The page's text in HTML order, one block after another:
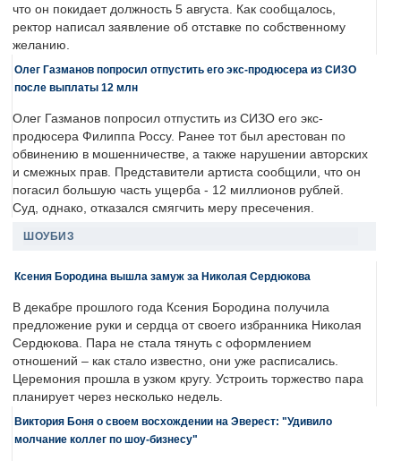
что он покидает должность 5 августа. Как сообщалось,
ректор написал заявление об отставке по собственному
желанию.
Олег Газманов попросил отпустить его экс-продюсера из СИЗО
после выплаты 12 млн
Олег Газманов попросил отпустить из СИЗО его экс-
продюсера Филиппа Россу. Ранее тот был арестован по
обвинению в мошенничестве, а также нарушении авторских
и смежных прав. Представители артиста сообщили, что он
погасил большую часть ущерба - 12 миллионов рублей.
Суд, однако, отказался смягчить меру пресечения.
ШОУБИЗ
Ксения Бородина вышла замуж за Николая Сердюкова
В декабре прошлого года Ксения Бородина получила
предложение руки и сердца от своего избранника Николая
Сердюкова. Пара не стала тянуть с оформлением
отношений – как стало известно, они уже расписались.
Церемония прошла в узком кругу. Устроить торжество пара
планирует через несколько недель.
Виктория Боня о своем восхождении на Эверест: "Удивило
молчание коллег по шоу-бизнесу"